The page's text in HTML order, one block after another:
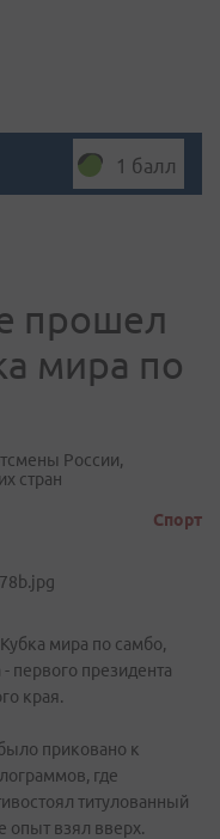
1 балл
прошел
мира по
России,
стран
Спорт
мира по самбо,
президента
края.
приковано к
где
титулованный
опыт взял вверх.